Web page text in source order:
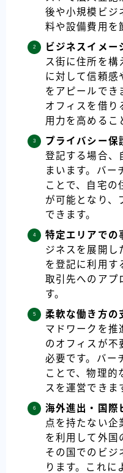
後や小規模ビジ
料や設備費用を
ビジネスイメー
ス街に住所を構
に対して信頼感
をアピールでき
オフィスを借り
用力を高めるこ
プライバシー保
登記する場合、
まいます。バー
ことで、自宅の
が可能となり、
できます。
特定エリアでの
ジネスを展開し
を登記に利用す
取引先へのアプ
す。
柔軟な働き方の
マドワークを推
のオフィスが不
必要です。バー
ことで、物理的
スを運営できま
海外進出・国際
点を持たない企
を利用して外国
その国でのビジ
ります。これに